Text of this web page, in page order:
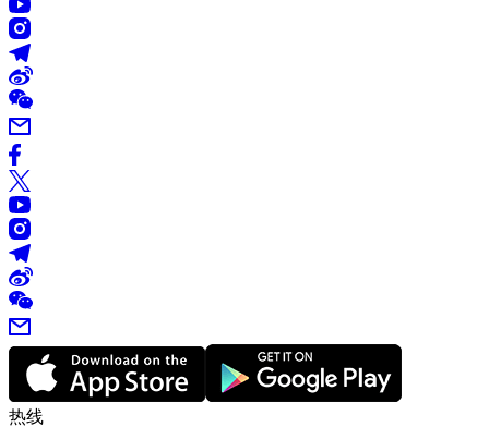
热线